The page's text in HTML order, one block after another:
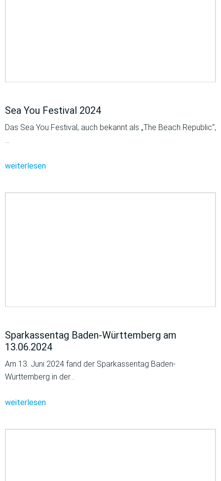
Sea You Festival 2024
Das Sea You Festival, auch bekannt als „The Beach Republic“,
weiterlesen
Sparkassentag Baden-Württemberg am
13.06.2024
Am 13. Juni 2024 fand der Sparkassentag Baden-
Württemberg in der…
weiterlesen